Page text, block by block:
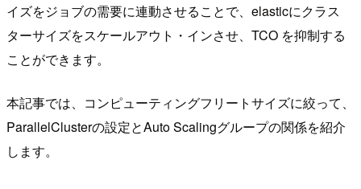
イズをジョブの需要に連動させることで、elasticにクラス
ターサイズをスケールアウト・インさせ、TCO を抑制する
ことができます。
本記事では、コンピューティングフリートサイズに絞って、
ParallelClusterの設定とAuto Scalingグループの関係を紹介
します。